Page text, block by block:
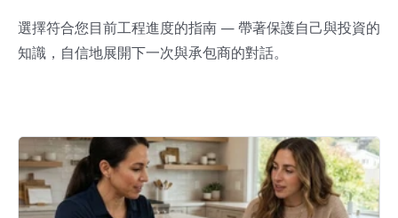
選擇符合您目前工程進度的指南 — 帶著保護自己與投資的
知識，自信地展開下一次與承包商的對話。